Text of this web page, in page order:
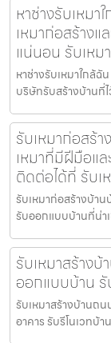
หาช่างรับเหม
เหมาก่อสร้างแ
แน่นอน รับเหม
หาช่างรับเหมาใกล้
บริษัทรับสร้างบ้านที่ไ
รับเหมาก่อสร้
เหมาที่มีฝีมือแ
ติดต่อได้ที่ รับเ
รับเหมาก่อสร้างบ้า
รับออกแบบบ้านที่น่า
รับเหมาสร้าง
ออกแบบบ้าน รั
รับเหมาสร้างบ้านถ
อาคาร รับรีโนเวทบ้